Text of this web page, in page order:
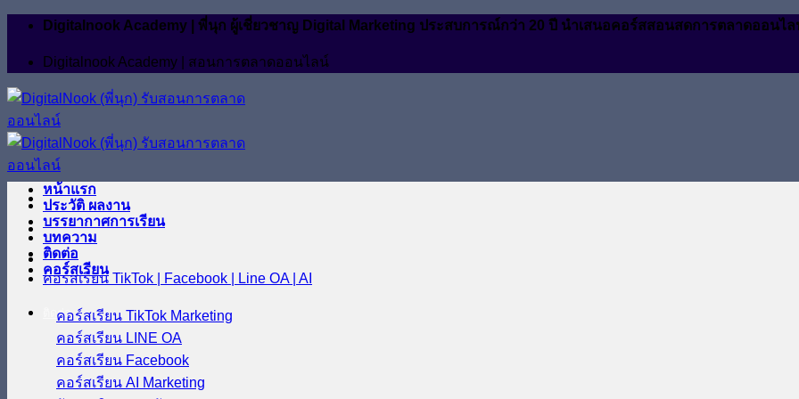
ข้าม
เนื้อหา
Digitalnook Academy | พี่นุก ผู้เชี่ยวชาญ Digital Marketing ประสบการณ์กว่า 20 ปี นำเสนอคอร์สสอนสดการตลาดออนไล
Digitalnook Academy | สอนการตลาดออนไลน์
คอร์สเรียน TikTok | Facebook | Line OA | AI
ติดต่อ
หน้าแรก
ประวัติ ผลงาน
บรรยากาศการเรียน
บทความ
ติดต่อ
คอร์สเรียน
คอร์สเรียน TikTok Marketing
คอร์สเรียน LINE OA
คอร์สเรียน Facebook
คอร์สเรียน AI Marketing